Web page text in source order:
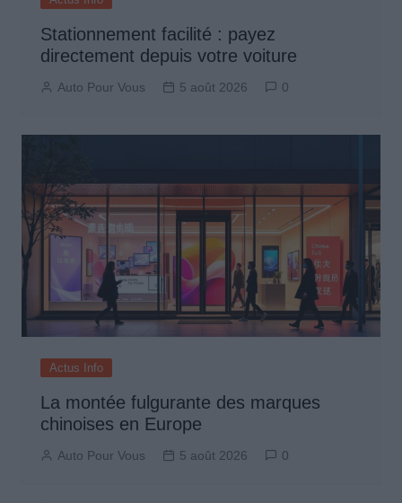
Stationnement facilité : payez
directement depuis votre voiture
Auto Pour Vous 5 août 2026 0
Actus Info
La montée fulgurante des marques
chinoises en Europe
Auto Pour Vous 5 août 2026 0